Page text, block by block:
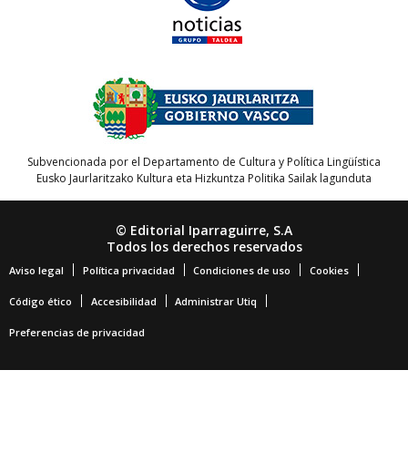
Subvencionada por el Departamento de Cultura y Política Lingüística
Eusko Jaurlaritzako Kultura eta Hizkuntza Politika Sailak lagunduta
© Editorial Iparraguirre, S.A
Todos los derechos reservados
Aviso legal Política privacidad Condiciones de uso Cookies
Código ético Accesibilidad Administrar Utiq
Preferencias de privacidad